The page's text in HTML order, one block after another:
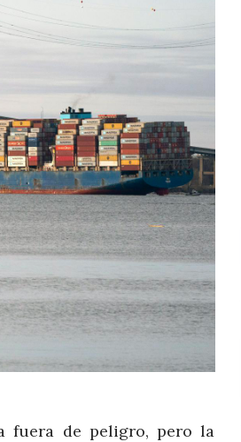
fuera de peligro, pero la